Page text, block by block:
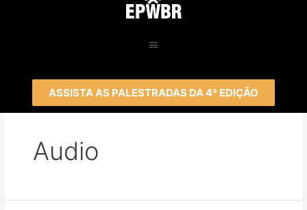
ASSISTA AS PALESTRADAS DA 4ª EDIÇÃO
Audio